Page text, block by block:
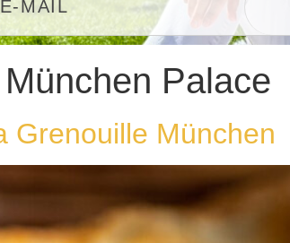
Palace
Grenouille München